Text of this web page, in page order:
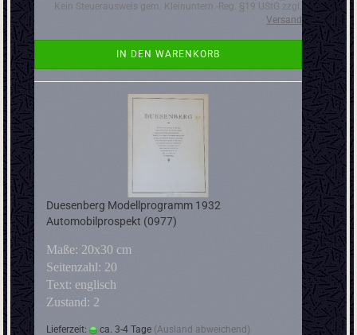
Kein Steuerausweis gem. Kleinuntern.-Reg. §19 UStG zzgl.
Versand
IN DEN WARENKORB
Duesenberg Modellprogramm 1932
Automobilprospekt (0977)
Maße: 20x30 cm
Seitenzahl: 20
Text: englisch
Zustand: 2
Lieferzeit: ca. 3-4 Tage (Ausland abweichend)